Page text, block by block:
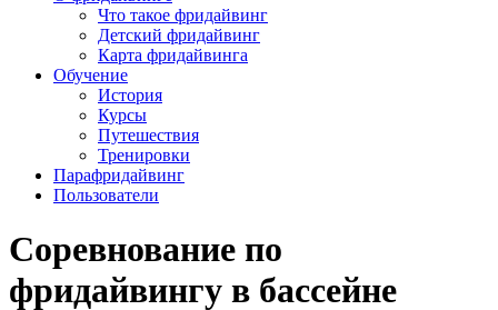
Что такое фридайвинг
Детский фридайвинг
Карта фридайвинга
Обучение
История
Курсы
Путешествия
Тренировки
Парафридайвинг
Пользователи
Соревнование по
фридайвингу в бассейне